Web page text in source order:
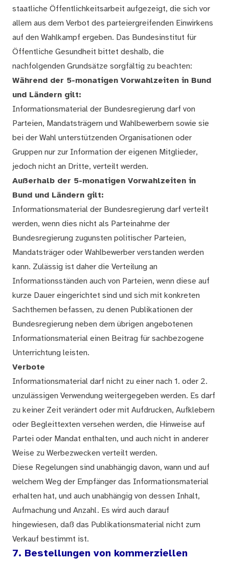
staatliche Öffentlichkeitsarbeit aufgezeigt, die sich vor
allem aus dem Verbot des parteiergreifenden Einwirkens
auf den Wahlkampf ergeben. Das Bundesinstitut für
Öffentliche Gesundheit bittet deshalb, die
nachfolgenden Grundsätze sorgfältig zu beachten:
Während der 5-monatigen Vorwahlzeiten in Bund
und Ländern gilt:
Informationsmaterial der Bundesregierung darf von
Parteien, Mandatsträgern und Wahlbewerbern sowie sie
bei der Wahl unterstützenden Organisationen oder
Gruppen nur zur Information der eigenen Mitglieder,
jedoch nicht an Dritte, verteilt werden.
Außerhalb der 5-monatigen Vorwahlzeiten in
Bund und Ländern gilt:
Informationsmaterial der Bundesregierung darf verteilt
werden, wenn dies nicht als Parteinahme der
Bundesregierung zugunsten politischer Parteien,
Mandatsträger oder Wahlbewerber verstanden werden
kann. Zulässig ist daher die Verteilung an
Informationsständen auch von Parteien, wenn diese auf
kurze Dauer eingerichtet sind und sich mit konkreten
Sachthemen befassen, zu denen Publikationen der
Bundesregierung neben dem übrigen angebotenen
Informationsmaterial einen Beitrag für sachbezogene
Unterrichtung leisten.
Verbote
Informationsmaterial darf nicht zu einer nach 1. oder 2.
unzulässigen Verwendung weitergegeben werden. Es darf
zu keiner Zeit verändert oder mit Aufdrucken, Aufklebern
oder Begleittexten versehen werden, die Hinweise auf
Partei oder Mandat enthalten, und auch nicht in anderer
Weise zu Werbezwecken verteilt werden.
Diese Regelungen sind unabhängig davon, wann und auf
welchem Weg der Empfänger das Informationsmaterial
erhalten hat, und auch unabhängig von dessen Inhalt,
Aufmachung und Anzahl. Es wird auch darauf
hingewiesen, daß das Publikationsmaterial nicht zum
Verkauf bestimmt ist.
7. Bestellungen von kommerziellen